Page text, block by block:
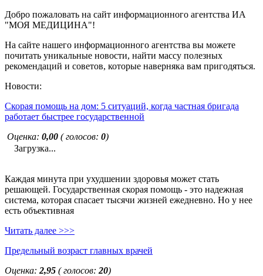
Добро пожаловать на сайт информационного агентства ИА
"МОЯ МЕДИЦИНА"!
На сайте нашего информационного агентства вы можете
почитать уникальные новости, найти массу полезных
рекомендаций и советов, которые наверняка вам пригодяться.
Новости:
Скорая помощь на дом: 5 ситуаций, когда частная бригада
работает быстрее государственной
Оценка: 0,00 ( голосов: 0)
Загрузка...
Каждая минута при ухудшении здоровья может стать
решающей. Государственная скорая помощь - это надежная
система, которая спасает тысячи жизней ежедневно. Но у нее
есть объективная
Читать далее >>>
Предельный возраст главных врачей
Оценка: 2,95 ( голосов: 20)